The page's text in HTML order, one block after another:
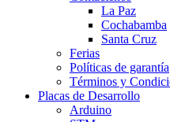
La Paz
Cochabamba
Santa Cruz
Ferias
Políticas de garantía
Términos y
Placas de Desarrollo
Arduino